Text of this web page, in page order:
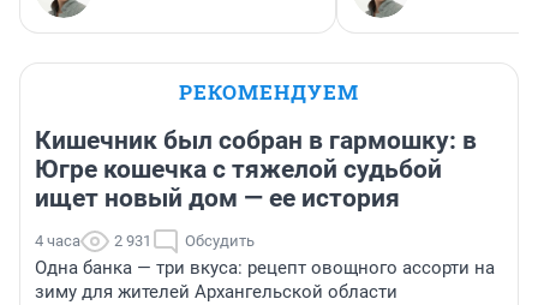
РЕКОМЕНДУЕМ
Кишечник был собран в гармошку: в
Югре кошечка с тяжелой судьбой
ищет новый дом — ее история
4 часа 2 931 Обсудить
Одна банка — три вкуса: рецепт овощного ассорти на
зиму для жителей Архангельской области